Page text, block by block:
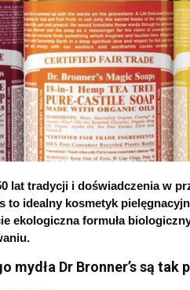
lat tradycji i doświadczenia w
to idealny kosmetyk
ekologiczna formuła
mydła Dr Bronner’s są tak